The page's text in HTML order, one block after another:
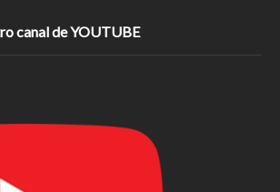
canal de YOUTUBE